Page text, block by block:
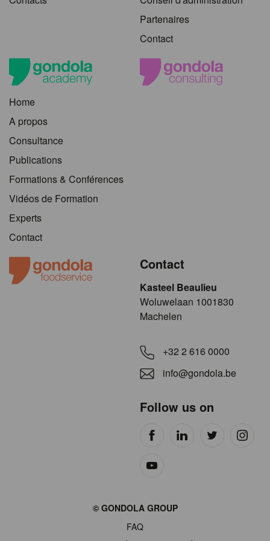
Partenaires
Contact
Home
A propos
Consultance
Publications
Formations & Conférences
Vidéos de Formation
Experts
Contact
Contact
Kasteel Beaulieu
​​​Woluwelaan 1001830
Machelen
+32 2 616 0000
info@gondola.be
Follow us on
© GONDOLA GROUP
FAQ